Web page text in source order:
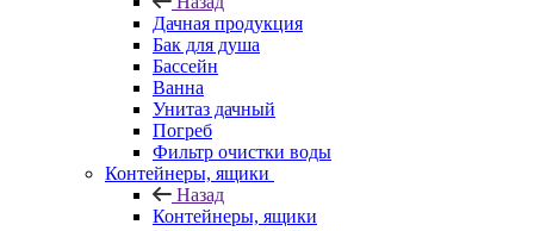
Дачная продукция
Бак для душа
Бассейн
Ванна
Унитаз дачный
Погреб
Фильтр очистки воды
Контейнеры, ящики
Назад
Контейнеры, ящики